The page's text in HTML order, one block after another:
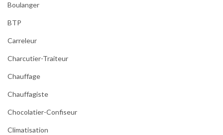
Boulanger
BTP
Carreleur
Charcutier-Traiteur
Chauffage
Chauffagiste
Chocolatier-Confiseur
Climatisation